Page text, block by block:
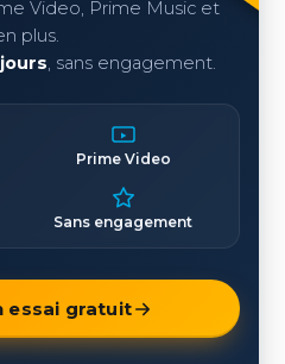
Video, Prime Music et
plus.
, sans engagement.
Prime Video
Sans engagement
essai gratuit